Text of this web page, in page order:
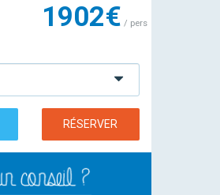
1902€ / pers
RÉSERVER